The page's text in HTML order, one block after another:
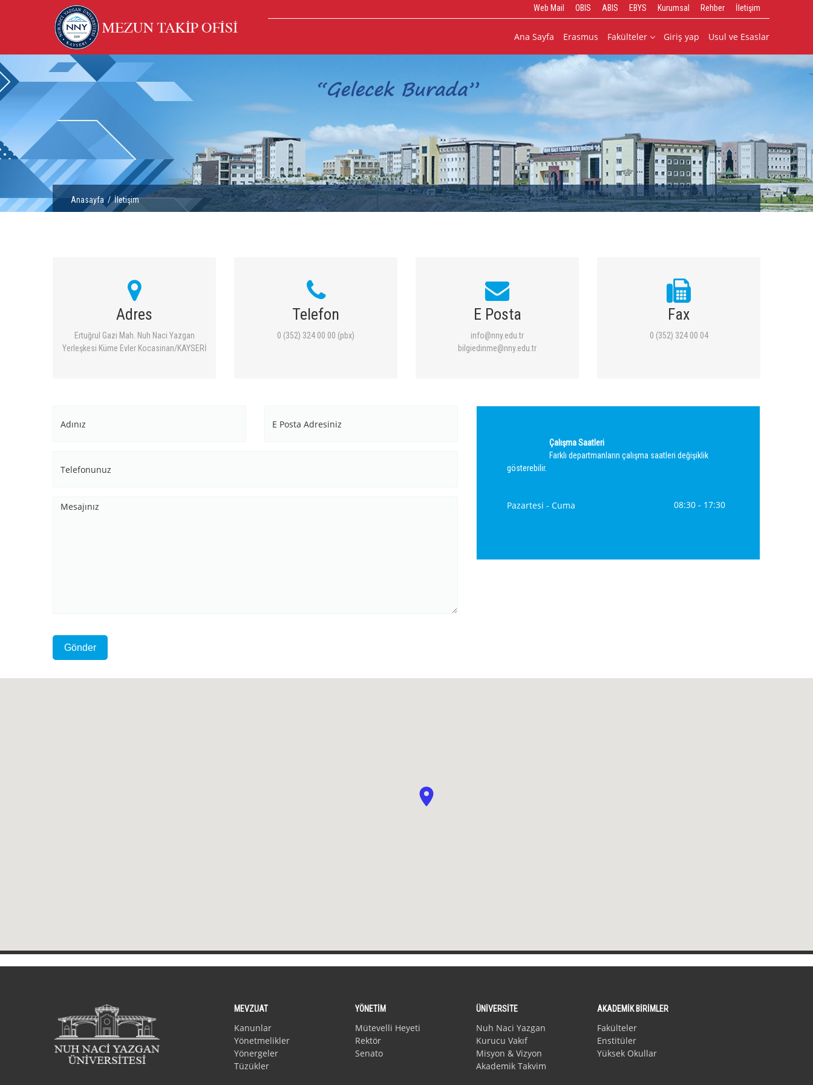
Web Mail OBIS ABIS EBYS Kurumsal Rehber İletişim
Ana Sayfa Erasmus Fakülteler Giriş yap Usul ve Esaslar
Anasayfa /İletişim
Adres
Ertuğrul Gazi Mah. Nuh Naci Yazgan
Yerleşkesi Küme Evler Kocasinan/KAYSERİ
Telefon
0 (352) 324 00 00 (pbx)
E Posta
info@nny.edu.tr
bilgiedinme@nny.edu.tr
Fax
0 (352) 324 00 04
Çalışma Saatleri
Farklı departmanların çalışma saatleri değişiklik
gösterebilir.
08:30 - 17:30
Pazartesi - Cuma
MEVZUAT
Kanunlar
Yönetmelikler
Yönergeler
Tüzükler
YÖNETİM
Mütevelli Heyeti
Rektör
Senato
ÜNİVERSİTE
Nuh Naci Yazgan
Kurucu Vakıf
Misyon & Vizyon
Akademik Takvim
AKADEMİK BİRİMLER
Fakülteler
Enstitüler
Yüksek Okullar